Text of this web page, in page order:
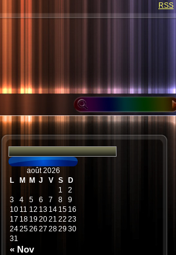
RSS
août 2026
L
M M J V S D
« Nov
1
2
3
4 5 6 7 8
9
10 11 12 13 14 15 16
17 18 192021 22 23
242526 27 282930
31